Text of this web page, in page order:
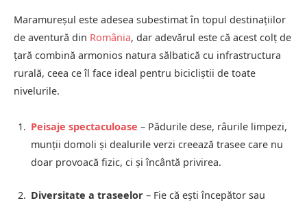
Maramureșul este adesea subestimat în topul destinațiilor
de aventură din România, dar adevărul este că acest colț de
țară combină armonios natura sălbatică cu infrastructura
rurală, ceea ce îl face ideal pentru bicicliștii de toate
nivelurile.
Peisaje spectaculoase – Pădurile dese, râurile limpezi,
munții domoli și dealurile verzi creează trasee care nu
doar provoacă fizic, ci și încântă privirea.
Diversitate a traseelor – Fie că ești începător sau